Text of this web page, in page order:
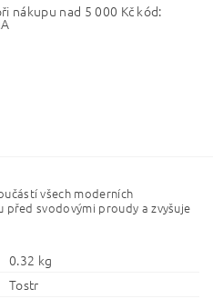
nákupu nad 5 000 Kč kód:
všech moderních
svodovými proudy a zvyšuje
0.32 kg
Tostr